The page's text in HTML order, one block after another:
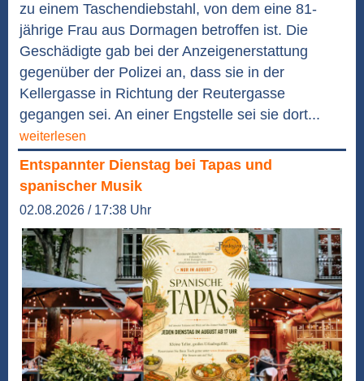
zu einem Taschendiebstahl, von dem eine 81-
jährige Frau aus Dormagen betroffen ist. Die
Geschädigte gab bei der Anzeigenerstattung
gegenüber der Polizei an, dass sie in der
Kellergasse in Richtung der Reutergasse
gegangen sei. An einer Engstelle sei sie dort...
weiterlesen
Entspannter Dienstag bei Tapas und
spanischer Musik
02.08.2026 / 17:38 Uhr